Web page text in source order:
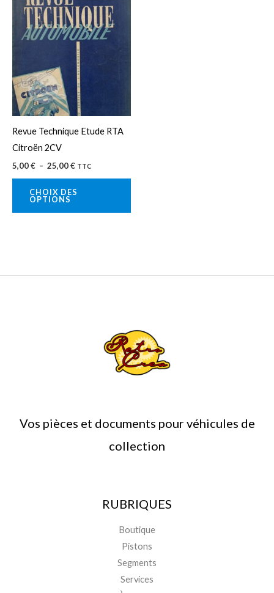
Revue Technique Etude RTA
Citroën 2CV
5,00€ – 25,00€
de
prix :
5,00 €
à
25,00 €
TTC
CHOIX DES
OPTIONS
Vos pièces et documents pour véhicules de
collection
RUBRIQUES
Boutique
Pistons
Segments
Services